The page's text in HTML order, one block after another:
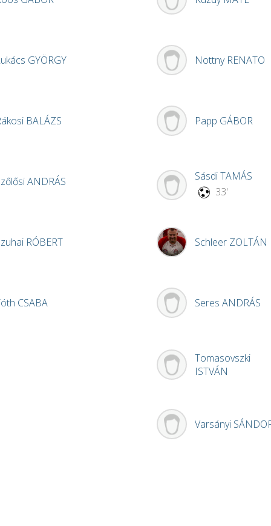
GYÖRGY
BALÁZS
ANDRÁS
RÓBERT
CSABA
Nottny RENATO
Papp GÁBOR
SásdiTAMÁS
33'
Schleer ZOLTÁN
Seres ANDRÁS
Tomasovszki
ISTVÁN
Varsányi